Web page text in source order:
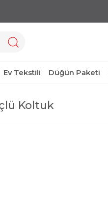
Ev Tekstili Düğün Paketi
Koltuk